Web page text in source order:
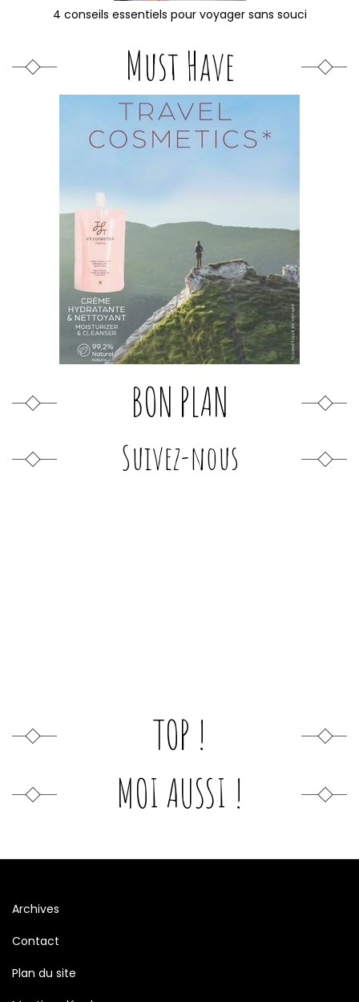
4 conseils essentiels pour voyager sans souci
Must Have
BON PLAN
Suivez-nous
TOP !
MOI AUSSI !
Archives
Contact
Plan du site